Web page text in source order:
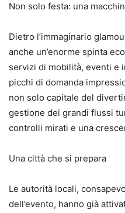
Non solo festa: una
Dietro l’immaginario
anche un’enorme spinta
servizi di mobilità, eventi e
picchi di domanda
non solo capitale del
gestione dei grandi flussi
controlli mirati e una
Una città che si prepara
Le autorità locali,
dell’evento, hanno già